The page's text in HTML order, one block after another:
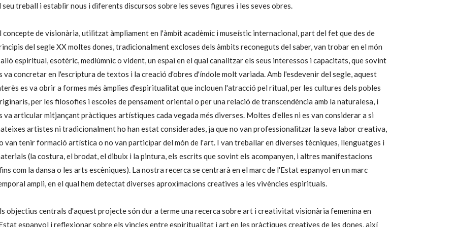
seu treball i establir nous i diferents discursos sobre les seves figures i les seves obres.
concepte de visionària, utilitzat àmpliament en l'àmbit acadèmic i museístic internacional, part del fet que des de
del segle XX moltes dones, tradicionalment excloses dels àmbits reconeguts del saber, van trobar en el món
espiritual, esotèric, mediúmnic o vident, un espai en el qual canalitzar els seus interessos i capacitats, que sovint
va concretar en l'escriptura de textos i la creació d'obres d'índole molt variada. Amb l'esdevenir del segle, aquest
es va obrir a formes més àmplies d'espiritualitat que inclouen l'atracció pel ritual, per les cultures dels pobles
per les filosofies i escoles de pensament oriental o per una relació de transcendència amb la naturalesa, i
va articular mitjançant pràctiques artístiques cada vegada més diverses. Moltes d'elles ni es van considerar a si
artistes ni tradicionalment ho han estat considerades, ja que no van professionalitzar la seva labor creativa,
van tenir formació artística o no van participar del món de l'art. I van treballar en diverses tècniques, llenguatges i
(la costura, el brodat, el dibuix i la pintura, els escrits que sovint els acompanyen, i altres manifestacions
com la dansa o les arts escèniques). La nostra recerca se centrarà en el marc de l'Estat espanyol en un marc
ampli, en el qual hem detectat diverses aproximacions creatives a les vivències espirituals.
objectius centrals d'aquest projecte són dur a terme una recerca sobre art i creativitat visionària femenina en
espanyol i reflexionar sobre els vincles entre espiritualitat i art en les pràctiques creatives de les dones, així